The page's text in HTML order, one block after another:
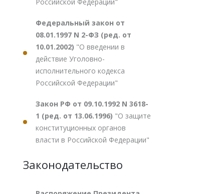
Федеральный закон от
08.01.1997 N 2-ФЗ (ред. от
10.01.2002) "О введении в
действие Уголовно-
исполнительного кодекса
Российской Федерации"
Закон РФ от 09.10.1992 N 3618-
1 (ред. от 13.06.1996) "О защите
конституционных органов
власти в Российской Федерации"
Законодательство